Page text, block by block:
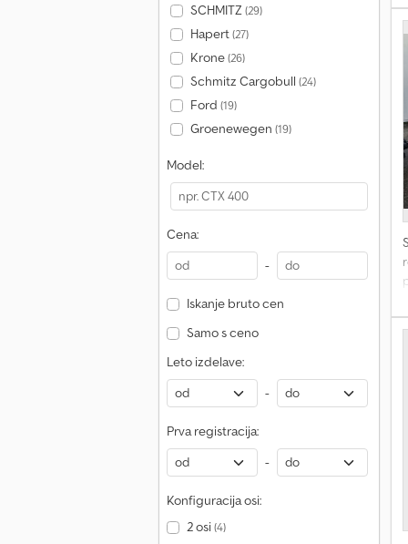
SCHMITZ(29)
Hapert(27)
Krone(26)
Schmitz Cargobull (24)
Ford (19)
Groenewegen (19)
Model:
Cena:
-
Iskanje bruto cen
Samo s ceno
Leto izdelave:
-
Prva registracija:
-
Konfiguracija osi:
2 osi(4)